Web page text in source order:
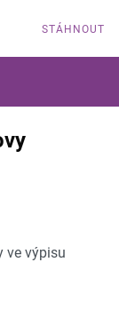
STÁHNOUT
ve výpisu